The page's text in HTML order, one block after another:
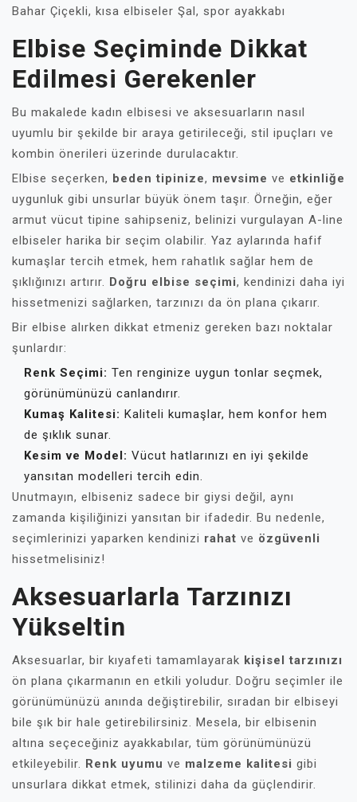
Bahar Çiçekli, kısa elbiseler Şal, spor ayakkabı
Elbise Seçiminde Dikkat
Edilmesi Gerekenler
Bu makalede kadın elbisesi ve aksesuarların nasıl
uyumlu bir şekilde bir araya getirileceği, stil ipuçları ve
kombin önerileri üzerinde durulacaktır.
Elbise seçerken, beden tipinize, mevsime ve etkinliğe
uygunluk gibi unsurlar büyük önem taşır. Örneğin, eğer
armut vücut tipine sahipseniz, belinizi vurgulayan A-line
elbiseler harika bir seçim olabilir. Yaz aylarında hafif
kumaşlar tercih etmek, hem rahatlık sağlar hem de
şıklığınızı artırır. Doğru elbise seçimi, kendinizi daha iyi
hissetmenizi sağlarken, tarzınızı da ön plana çıkarır.
Bir elbise alırken dikkat etmeniz gereken bazı noktalar
şunlardır:
Renk Seçimi: Ten renginize uygun tonlar seçmek,
görünümünüzü canlandırır.
Kumaş Kalitesi: Kaliteli kumaşlar, hem konfor hem
de şıklık sunar.
Kesim ve Model: Vücut hatlarınızı en iyi şekilde
yansıtan modelleri tercih edin.
Unutmayın, elbiseniz sadece bir giysi değil, aynı
zamanda kişiliğinizi yansıtan bir ifadedir. Bu nedenle,
seçimlerinizi yaparken kendinizi rahat ve özgüvenli
hissetmelisiniz!
Aksesuarlarla Tarzınızı
Yükseltin
Aksesuarlar, bir kıyafeti tamamlayarak kişisel tarzınızı
ön plana çıkarmanın en etkili yoludur. Doğru seçimler ile
görünümünüzü anında değiştirebilir, sıradan bir elbiseyi
bile şık bir hale getirebilirsiniz. Mesela, bir elbisenin
altına seçeceğiniz ayakkabılar, tüm görünümünüzü
etkileyebilir. Renk uyumu ve malzeme kalitesi gibi
unsurlara dikkat etmek, stilinizi daha da güçlendirir.